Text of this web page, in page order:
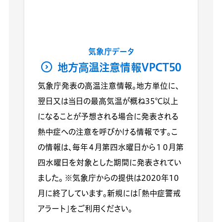
気象庁データ
地方高温注意情報VPCT50
気象庁発表の高温注意情報。地方単位に、
翌日又は当日の最高気温が概ね35℃以上
になることが予想される場合に発表される
熱中症への注意を呼びかける情報です。こ
の情報は、毎年４月第四水曜日から１０月第
四水曜日を対象とした期間に発表されてい
ました。 ※気象庁からの提供は2020年10
月に終了しています。新規には「熱中症警戒
アラート」をご利用ください。